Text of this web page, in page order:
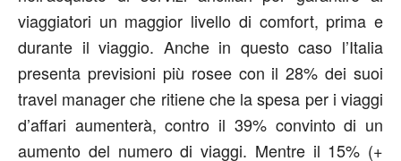
viaggiatori un maggior livello di comfort, prima e
durante il viaggio. Anche in questo caso l’Italia
presenta previsioni più rosee con il 28% dei suoi
travel manager che ritiene che la spesa per i viaggi
d’affari aumenterà, contro il 39% convinto di un
aumento del numero di viaggi. Mentre il 15% (+